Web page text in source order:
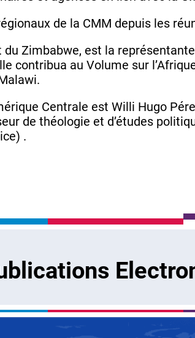
de la CMM depuis les
Zimbabwe, est la
contribua au Volume sur
Centrale est Willi Hugo
de théologie et d’études
.